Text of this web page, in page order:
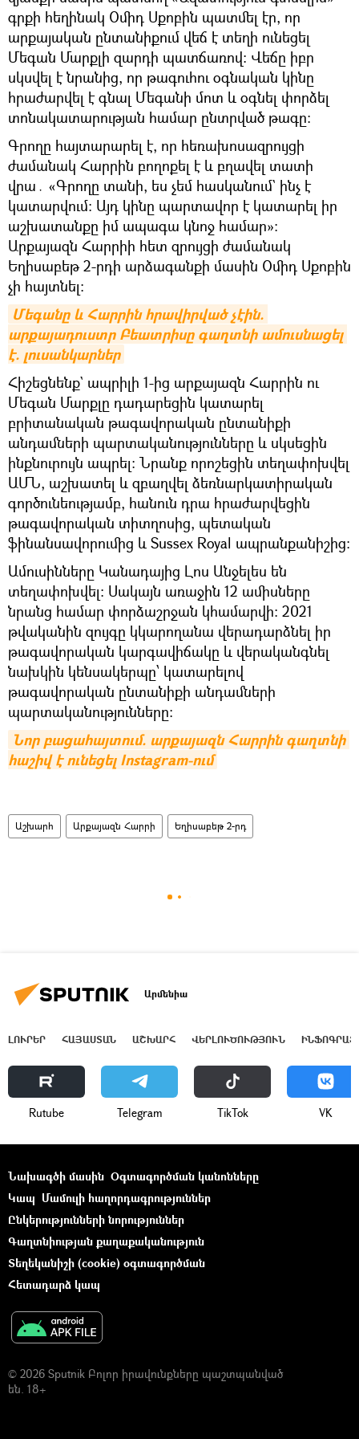
գրքի հեղինակ Օմիդ Սքոբին պատմել էր, որ
արքայական ընտանիքում վեճ է տեղի ունեցել
Մեգան Մարքլի զարդի պատճառով։ Վեճը իբր
սկսվել է նրանից, որ թագուհու օգնական կինը
հրաժարվել է գնալ Մեգանի մոտ և օգնել փորձել
տոնակատարության համար ընտրված թագը։
Գրողը հայտարարել է, որ հեռախոսազրույցի
ժամանակ Հարրին բողոքել է և բղավել տատի
վրա․ «Գրողը տանի, ես չեմ հասկանում` ինչ է
կատարվում։ Այդ կինը պարտավոր է կատարել իր
աշխատանքը իմ ապագա կնոջ համար»։
Արքայազն Հարրիի հետ զրույցի ժամանակ
Եղիսաբեթ 2-րդի արձագանքի մասին Օմիդ Սքոբին
չի հայտնել։
Մեգանը և Հարրին հրավիրված չէին.
արքայադուստր Բեատրիսը գաղտնի ամուսնացել
է. լուսանկարներ
Հիշեցնենք` ապրիլի 1-ից արքայազն Հարրին ու
Մեգան Մարքլը դադարեցին կատարել
բրիտանական թագավորական ընտանիքի
անդամների պարտականությունները և սկսեցին
ինքնուրույն ապրել: Նրանք որոշեցին տեղափոխվել
ԱՄՆ, աշխատել և զբաղվել ձեռնարկատիրական
գործունեությամբ, հանուն դրա հրաժարվեցին
թագավորական տիտղոսից, պետական
ֆինանսավորումից և Sussex Royal ապրանքանիշից։
Ամուսինները Կանադայից Լոս Անջելես են
տեղափոխվել։ Սակայն առաջին 12 ամիսները
նրանց համար փորձաշրջան կհամարվի։ 2021
թվականին զույգը կկարողանա վերադարձնել իր
թագավորական կարգավիճակը և վերականգնել
նախկին կենսակերպը՝ կատարելով
թագավորական ընտանիքի անդամների
պարտականությունները:
Նոր բացահայտում. արքայազն Հարրին գաղտնի
հաշիվ է ունեցել Instagram-ում
Աշխարհ Արքայազն Հարրի Եղիսաբեթ 2-րդ
Արմենիա
ԼՈՒՐԵՐ ՀԱՅԱՍՏԱՆ ԱՇԽԱՐՀ ՎԵՐԼՈՒԾՈՒԹՅՈՒՆ
Rutube Telegram ТikТоk VK
Նախագծի մասին Օգտագործման կանոնները
Կապ Մամուլի հաղորդագրություններ
Ընկերությունների նորություններ
Գաղտնիության քաղաքականություն
Տեղեկանիշի (cookie) օգտագործման
Հետադարձ կապ
© 2026 Sputnik Բոլոր իրավունքները պաշտպանված
են. 18+